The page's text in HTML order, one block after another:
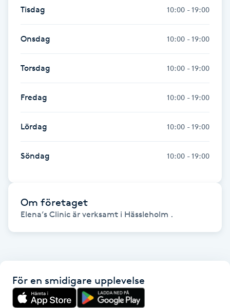
Healing
Herrklippning
HIFU
Hollywood Peel
Hot Stone Massage
Hot yoga
Hudföryngring
Huduppstramning
Hyperhidros
Tisdag 10:00 - 19:00
Onsdag 10:00 - 19:00
Torsdag 10:00 - 19:00
Fredag 10:00 - 19:00
Lördag 10:00 - 19:00
Söndag 10:00 - 19:00
Om företaget
Elena’s Clinic är verksamt i Hässleholm .
För en smidigare upplevelse